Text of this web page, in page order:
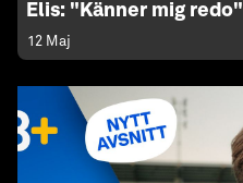
Elis: "Känner mig redo"
12 Maj